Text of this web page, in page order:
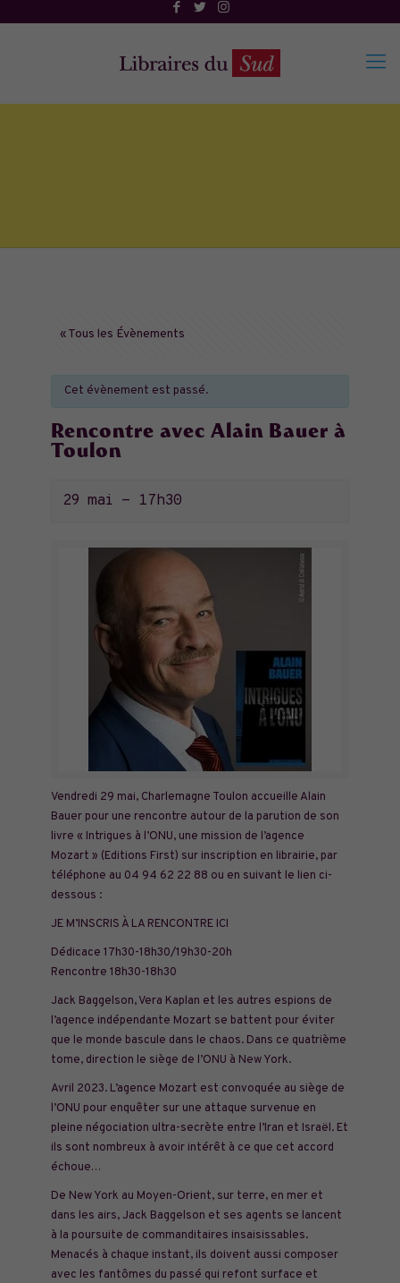
« Tous les Évènements
Cet évènement est passé.
Rencontre avec Alain Bauer à
Toulon
29 mai - 17h30
Vendredi 29 mai, Charlemagne Toulon accueille Alain
Bauer pour une rencontre autour de la parution de son
livre « Intrigues à l’ONU, une mission de l’agence
Mozart » (Editions First) sur inscription en librairie, par
téléphone au 04 94 62 22 88 ou en suivant le lien ci-
dessous :
JE M’INSCRIS À LA RENCONTRE ICI
Dédicace 17h30-18h30/19h30-20h
Rencontre 18h30-18h30
Jack Baggelson, Vera Kaplan et les autres espions de
l’agence indépendante Mozart se battent pour éviter
que le monde bascule dans le chaos. Dans ce quatrième
tome, direction le siège de l’ONU à New York.
Avril 2023. L’agence Mozart est convoquée au siège de
l’ONU pour enquêter sur une attaque survenue en
pleine négociation ultra-secrète entre l’Iran et Israël. Et
ils sont nombreux à avoir intérêt à ce que cet accord
échoue…
De New York au Moyen-Orient, sur terre, en mer et
dans les airs, Jack Baggelson et ses agents se lancent
à la poursuite de commanditaires insaisissables.
Menacés à chaque instant, ils doivent aussi composer
avec les fantômes du passé qui refont surface et